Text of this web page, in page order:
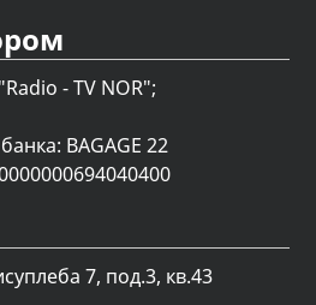
- TV NOR";
BAGAGE 22
7, под.3, кв.43